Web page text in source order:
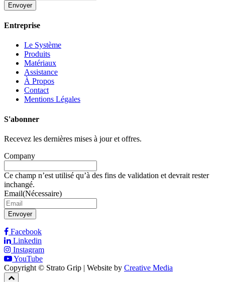
Entreprise
Le Système
Produits
Matériaux
Assistance
À Propos
Contact
Mentions Légales
S'abonner
Recevez les dernières mises à jour et offres.
Company
Ce champ n’est utilisé qu’à des fins de validation et devrait rester
inchangé.
Email(Nécessaire)
Facebook
Linkedin
Instagram
YouTube
Copyright © Strato Grip | Website by Creative Media